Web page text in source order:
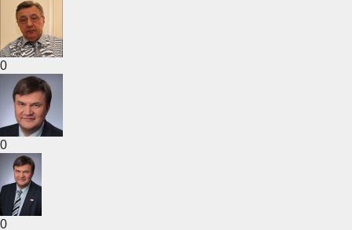
0
0
0